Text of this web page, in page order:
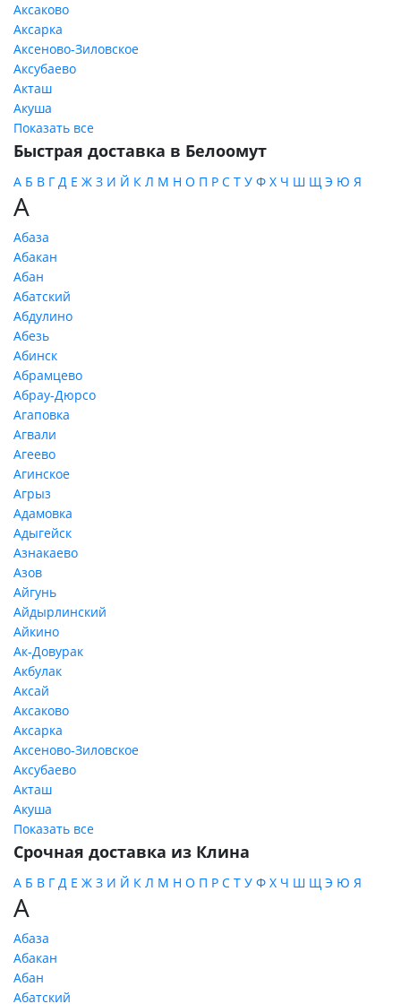
Аксаково
Аксарка
Аксеново-Зиловское
Аксубаево
Акташ
Акуша
Показать все
Быстрая доставка в Белоомут
А Б В Г Д Е Ж З И Й К Л М Н О П Р С Т У Ф Х Ч Ш Щ Э Ю Я
А
Абаза
Абакан
Абан
Абатский
Абдулино
Абезь
Абинск
Абрамцево
Абрау-Дюрсо
Агаповка
Агвали
Агеево
Агинское
Агрыз
Адамовка
Адыгейск
Азнакаево
Азов
Айгунь
Айдырлинский
Айкино
Ак-Довурак
Акбулак
Аксай
Аксаково
Аксарка
Аксеново-Зиловское
Аксубаево
Акташ
Акуша
Показать все
Срочная доставка из Клина
А Б В Г Д Е Ж З И Й К Л М Н О П Р С Т У Ф Х Ч Ш Щ Э Ю Я
А
Абаза
Абакан
Абан
Абатский